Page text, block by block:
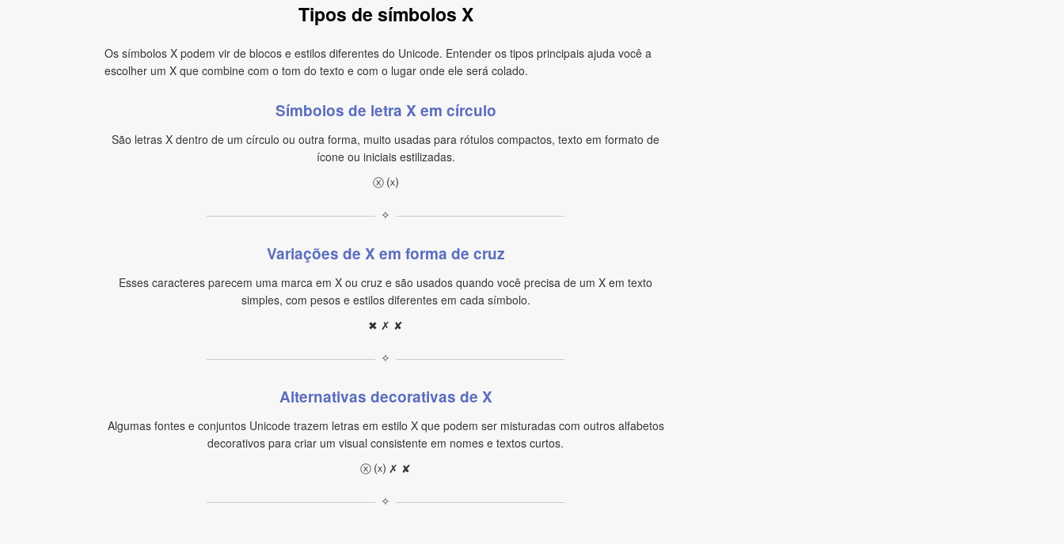
Tipos de símbolos X
Os símbolos X podem vir de blocos e estilos diferentes do Unicode. Entender os tipos principais ajuda você a
escolher um X que combine com o tom do texto e com o lugar onde ele será colado.
Símbolos de letra X em círculo
São letras X dentro de um círculo ou outra forma, muito usadas para rótulos compactos, texto em formato de
ícone ou iniciais estilizadas.
ⓧ ⒳
✧
Variações de X em forma de cruz
Esses caracteres parecem uma marca em X ou cruz e são usados quando você precisa de um X em texto
simples, com pesos e estilos diferentes em cada símbolo.
✖ ✗ ✘
✧
Alternativas decorativas de X
Algumas fontes e conjuntos Unicode trazem letras em estilo X que podem ser misturadas com outros alfabetos
decorativos para criar um visual consistente em nomes e textos curtos.
ⓧ ⒳ ✗ ✘
✧